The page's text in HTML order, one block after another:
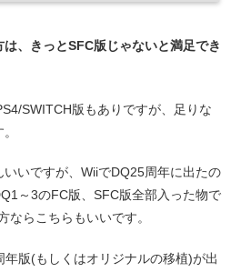
、きっとSFC版じゃないと満足でき
SWITCH版もありですが、足りな
いですが、WiiでDQ25周年に出たの
～3のFC版、SFC版全部入った物で
ならこちらもいいです。
版(もしくはオリジナルの移植)が出